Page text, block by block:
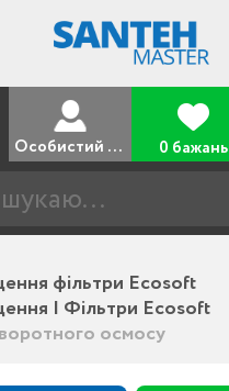
Особистий кабінет 0 бажань
фільтри Ecosoft
| Фільтри Ecosoft
осмосу